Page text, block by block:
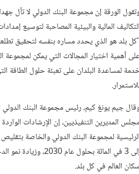
الورقة إن مجموعة البنك الدولي لا تأل
المالية والبيئية المصاحبة لتوسيع
بلد هو الذي يحدد مساره بنفسه لتحقيق
أهمية اختيار المجالات التي يمكن لمجموعة
لمساعدة البلدان على تعبئة حلول الطاقة
جيم يونغ كيم، رئيس مجموعة البنك
المديرين التنفيذيين، إن الإرشادات
لمجموعة البنك الدولي والخاصة بتقليص
العالم في كل بلد.